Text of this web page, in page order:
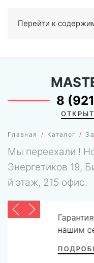
Перейти к
0
Главная Каталог
8
Мы переехали !
Энергетиков 19,
й этаж, 215 офис.
Гарантия
нашим